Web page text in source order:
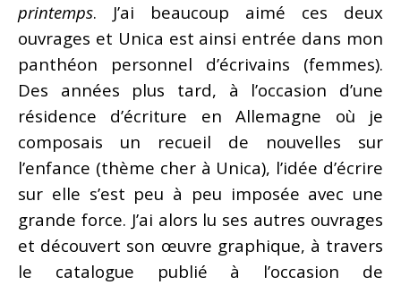
printemps. J’ai beaucoup aimé ces deux
ouvrages et Unica est ainsi entrée dans mon
panthéon personnel d’écrivains (femmes).
Des années plus tard, à l’occasion d’une
résidence d’écriture en Allemagne où je
composais un recueil de nouvelles sur
l’enfance (thème cher à Unica), l’idée d’écrire
sur elle s’est peu à peu imposée avec une
grande force. J’ai alors lu ses autres ouvrages
et découvert son œuvre graphique, à travers
le catalogue publié à l’occasion de